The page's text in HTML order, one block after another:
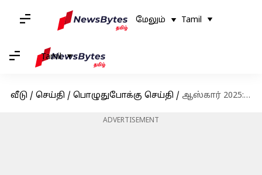
மேலும் Tamil
Tamil
வீடு / செய்தி / பொழுதுபோக்கு செய்தி / ஆஸ்கார் 2025: சிறந்த துணை நடிகருக்கான விருதை கீரன் கல்கின் வென்றார்
ADVERTISEMENT